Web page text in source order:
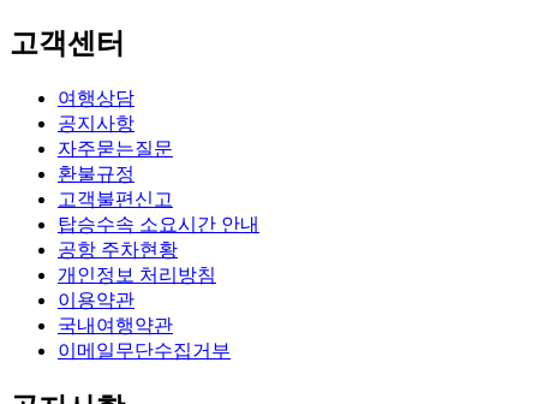
고객센터
여행상담
공지사항
자주묻는질문
환불규정
고객불편신고
탑승수속 소요시간 안내
공항 주차현황
개인정보 처리방침
이용약관
국내여행약관
이메일무단수집거부